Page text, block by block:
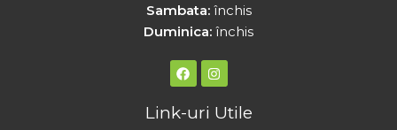
Sambata:închis
Duminica: închis
Link-uri Utile